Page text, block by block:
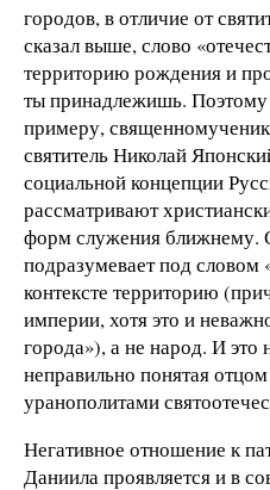
городов, в отличие от
сказал выше, слово
территорию рождения и
ты принадлежишь. Поэтому
примеру,
святитель Николай
социальной концепции
рассматривают
форм служения ближнему.
подразумевает под словом
контексте территорию
империи, хотя это и
города»), а не народ. И это
неправильно понятая
уранополитами
Негативное отношение к
Даниила проявляется и в